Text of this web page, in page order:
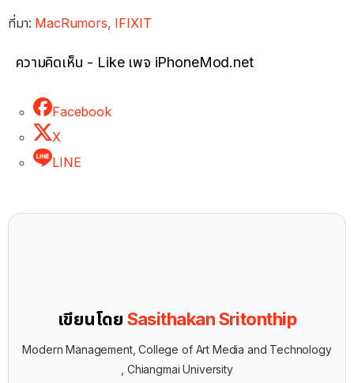
ที่มา: MacRumors, IFIXIT
ความคิดเห็น - Like เพจ iPhoneMod.net
Facebook
X
LINE
เขียนโดย Sasithakan Sritonthip
Modern Management, College of Art Media and Technology
, Chiangmai University